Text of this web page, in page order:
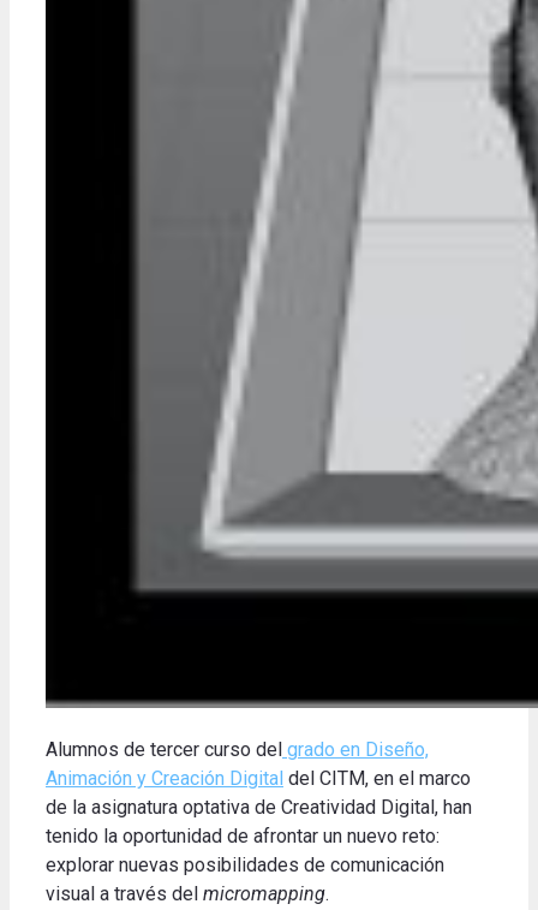
Alumnos de tercer curso del grado en Diseño,
Animación y Creación Digital del CITM, en el marco
de la asignatura optativa de Creatividad Digital, han
tenido la oportunidad de afrontar un nuevo reto:
explorar nuevas posibilidades de comunicación
visual a través del micromapping.